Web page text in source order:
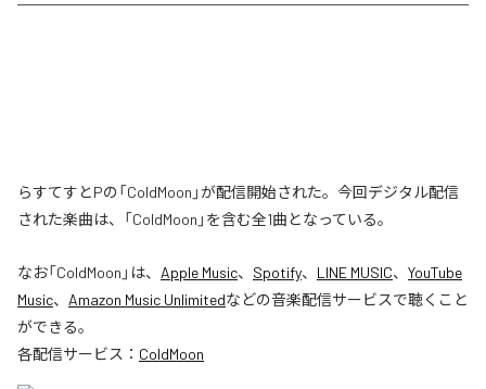
らすてすとPの「ColdMoon」が配信開始された。今回デジタル配信
された楽曲は、「ColdMoon」を含む全1曲となっている。
なお「ColdMoon 」は、 Apple Music、 Spotify、 LINE MUSIC、 YouTube
Music、 Amazon Music Unlimitedなどの音楽配信サービスで聴くこと
ができる。
各配信サービス： ColdMoon